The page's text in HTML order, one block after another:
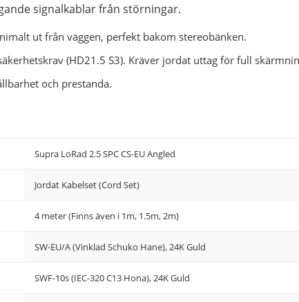
signalkablar från störningar.
ut från väggen, perfekt bakom stereobänken.
(HD21.5 S3). Kräver jordat uttag för full
och prestanda.
Supra LoRad 2.5 SPC CS-EU Angled
Jordat Kabelset (Cord Set)
4 meter (Finns även i 1m, 1.5m, 2m)
SW-EU/A (Vinklad Schuko Hane), 24K Guld
SWF-10s (IEC-320 C13 Hona), 24K Guld